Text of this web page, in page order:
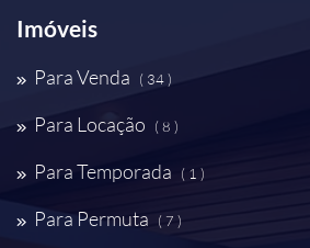
Imóveis
Para Venda ( 34 )
Para Locação ( 8 )
Para Temporada ( 1 )
Para Permuta ( 7 )